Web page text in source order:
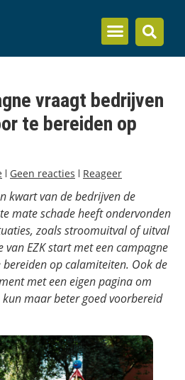
vraagt bedrijven
te bereiden op
Geen reacties Reageer
kwart van de bedrijven de
mate schade heeft ondervonden
zoals stroomuitval of uitval
EZK start met een campagne
op calamiteiten. Ook de
met een eigen pagina om
maar beter goed voorbereid